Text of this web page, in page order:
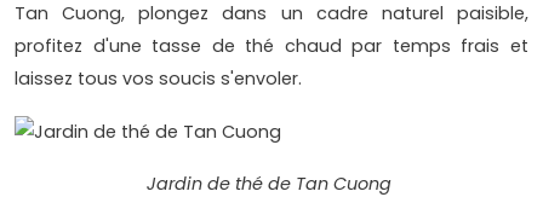
Tan Cuong, plongez dans un cadre naturel paisible,
profitez d'une tasse de thé chaud par temps frais et
laissez tous vos soucis s'envoler.
Jardin de thé de Tan Cuong